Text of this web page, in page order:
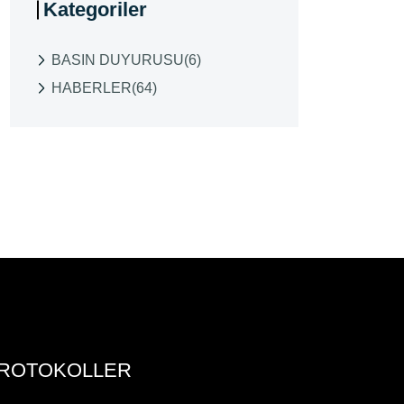
Kategoriler
BASIN DUYURUSU(6)
HABERLER(64)